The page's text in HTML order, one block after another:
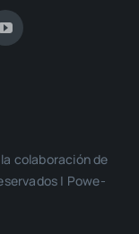
cola­bo­ra­ción de
| Powe­